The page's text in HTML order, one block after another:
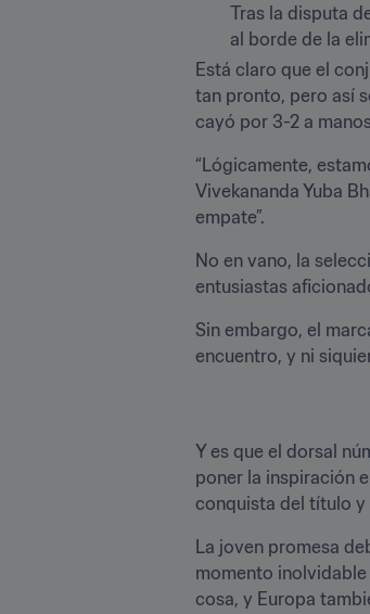
Tras la disputa
al borde de la
Está claro que el
tan pronto, pero así
cayó por 3-2 a
“Lógicamente,
Vivekananda Yuba
empate”.
No en vano, la
entusiastas
Sin embargo, el
encuentro, y ni
Y es que el dorsal
poner la inspiración
conquista del título y
La joven promesa
momento
cosa, y Europa